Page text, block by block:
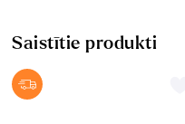
Saistītie produkti